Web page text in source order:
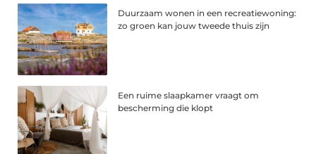
Duurzaam wonen in een recreatiewoning:
zo groen kan jouw tweede thuis zijn
Een ruime slaapkamer vraagt om
bescherming die klopt